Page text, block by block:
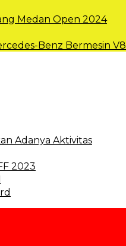
Medan Open 2024
Benz Bermesin V8
Adanya Aktivitas
2023